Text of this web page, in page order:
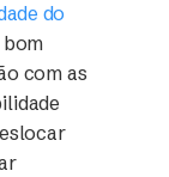
do
bom
com as